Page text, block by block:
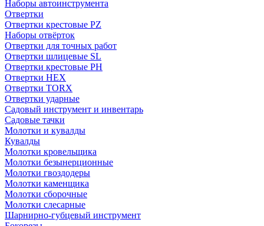
Наборы автоинструмента
Отвертки
Отвертки крестовые PZ
Наборы отвёрток
Отвертки для точных работ
Отвертки шлицевые SL
Отвертки крестовые PH
Отвертки HEX
Отвертки TORX
Отвертки ударные
Садовый инструмент и инвентарь
Садовые тачки
Молотки и кувалды
Кувалды
Молотки кровельщика
Молотки безынерционные
Молотки гвоздодеры
Молотки каменщика
Молотки сборочные
Молотки слесарные
Шарнирно-губцевый инструмент